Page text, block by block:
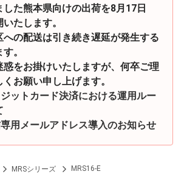
た熊本県向けの出荷を8月17日
いたします。
への配送は引き続き遅延が発生する
。
惑をお掛けいたしますが、何卒ご理
お願い申し上げます。
ットカード決済における運用ルー
用メールアドレス導入のお知らせ
MRSシリーズ MRS16-E